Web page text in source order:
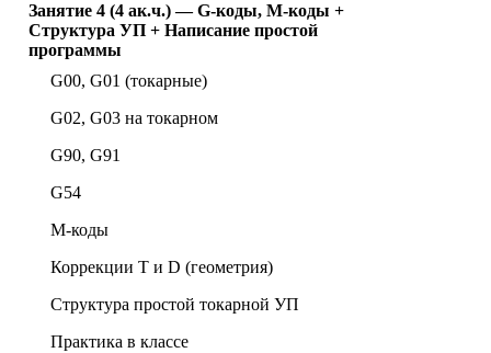
Занятие 4 (4 ак.ч.) — G-коды, M-коды +
Структура УП + Написание простой
программы
G00, G01 (токарные)
G02, G03 на токарном
G90, G91
G54
M-коды
Коррекции T и D (геометрия)
Структура простой токарной УП
Практика в классе